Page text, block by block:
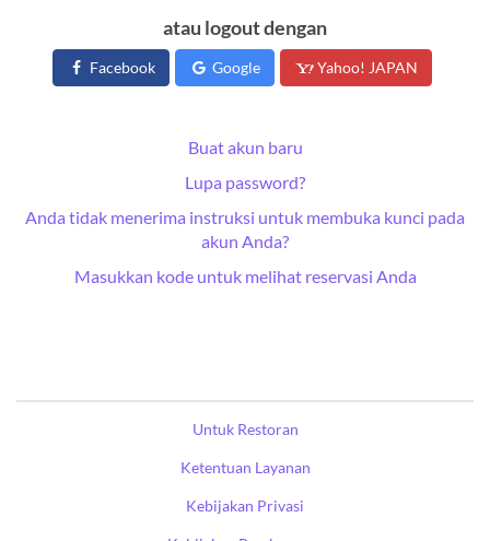
atau logout dengan
Facebook Google Yahoo! JAPAN
Buat akun baru
Lupa password?
Anda tidak menerima instruksi untuk membuka kunci pada
akun Anda?
Masukkan kode untuk melihat reservasi Anda
Untuk Restoran
Ketentuan Layanan
Kebijakan Privasi